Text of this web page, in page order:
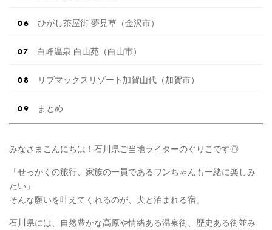
ひがし茶屋街 夢見草（金沢市）
白峰温泉 白山苑（白山市）
リブマックスリゾート加賀山代（加賀市）
まとめ
みなさまこんにちは！石川県ご当地ライターのぐりこです◎
「せっかくの旅行、家族の一員であるワンちゃんも一緒に楽しみ
たい」
そんな願いを叶えてくれるのが、犬と泊まれる宿。
石川県には、自然豊かな高原や情緒ある温泉街、歴史ある街並み